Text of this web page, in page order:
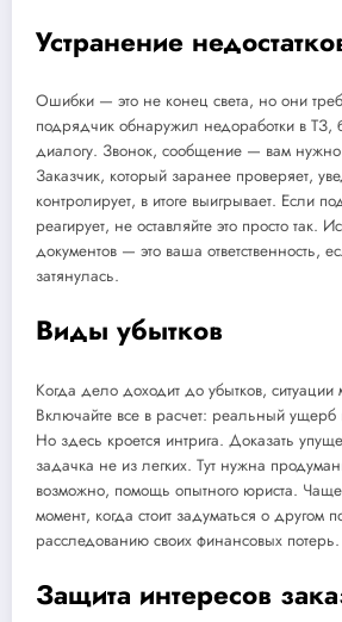
Устранение
Ошибки — это не конец света, но они
подрядчик обнаружил недоработки в ТЗ,
диалогу. Звонок, сообщение — вам нужно
Заказчик, который заранее проверяет,
контролирует, в итоге выигрывает. Если
реагирует, не оставляйте это просто так.
документов — это ваша ответственность,
затянулась.
Виды убытков
Когда дело доходит до убытков, ситуации
Включайте все в расчет: реальный
Но здесь кроется интрига. Доказать
задачка не из легких. Тут нужна
возможно, помощь опытного юриста. Чаще
момент, когда стоит задуматься о другом
расследованию своих финансовых потерь.
Защита интересов